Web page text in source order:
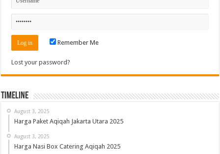
Remember Me
Lost your password?
Timeline
August 3, 2025
Harga Paket Aqiqah Jakarta Utara 2025
August 3, 2025
Harga Nasi Box Catering Aqiqah 2025